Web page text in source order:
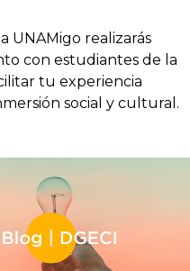
UNAMigo realizarás
con estudiantes de la
tu experiencia
social y cultural.